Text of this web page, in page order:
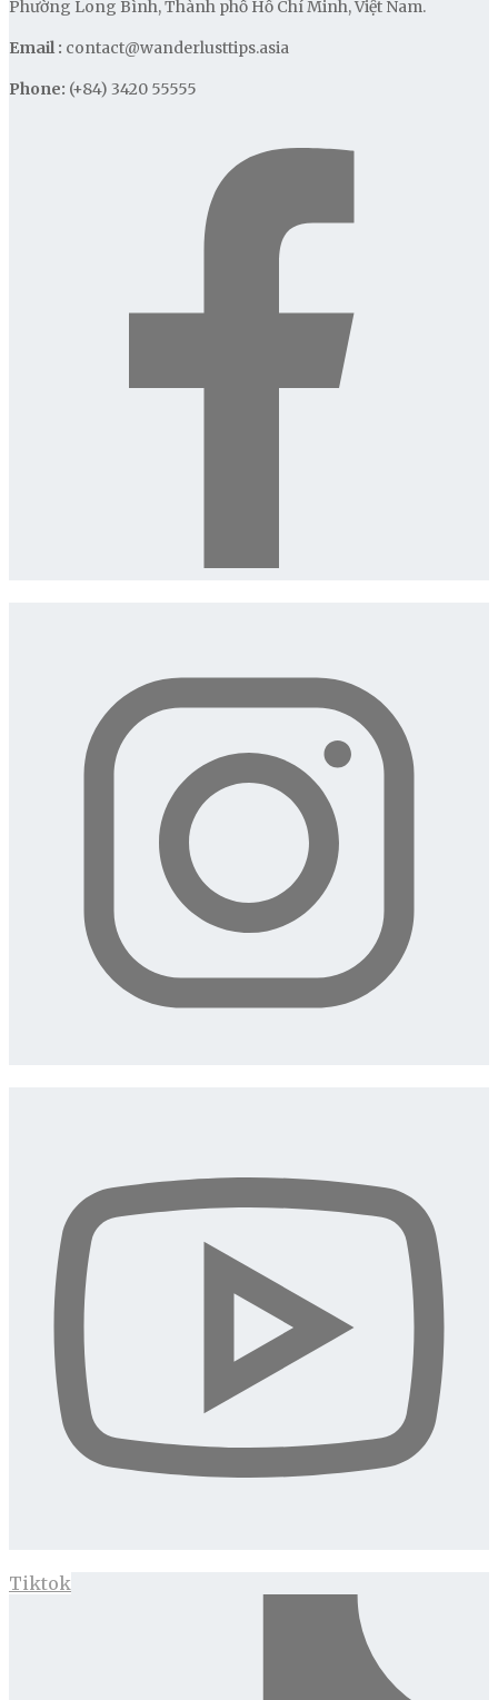
Phường Long Bình, Thành phố Hồ Chí Minh, Việt Nam.
Email : contact@wanderlusttips.asia
Phone: (+84) 3420 55555
Tiktok